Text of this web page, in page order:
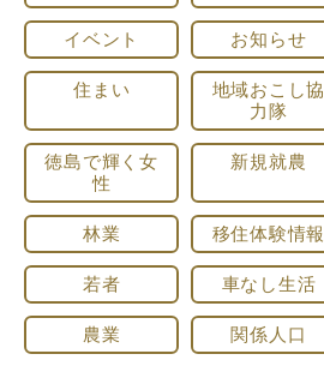
イベント お知らせ
住まい
地域おこし協
力隊
徳島で輝く女
性
新規就農
林業 移住体験情報
若者 車なし生活
農業 関係人口